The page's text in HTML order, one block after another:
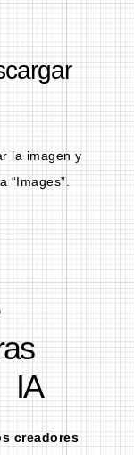
la imagen y
IA
creadores